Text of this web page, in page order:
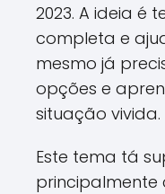
2023. A ideia é
completa e
mesmo já
opções e
situação vivida.
Este tema tá
principalmente